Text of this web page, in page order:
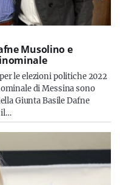
Musolino e
le elezioni politiche 2022
di Messina sono
Giunta Basile Dafne
il…